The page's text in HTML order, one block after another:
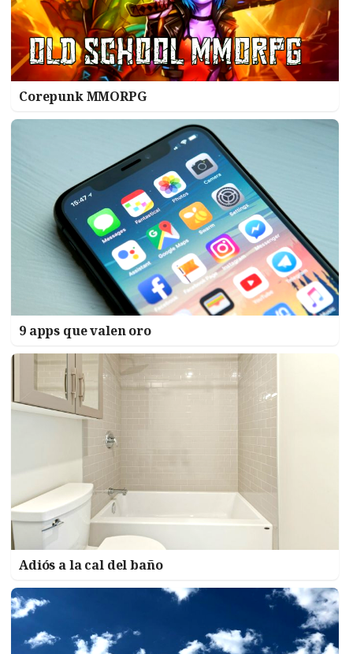
Corepunk MMORPG
9 apps que valen oro
Adiós a la cal del baño